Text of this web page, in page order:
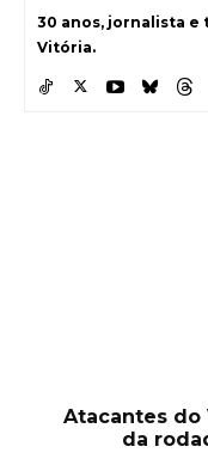
30 anos, jornalista e
Vitória.
Atacantes do
da